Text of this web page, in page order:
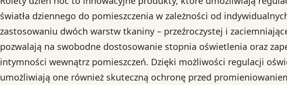
światła dziennego do pomieszczenia w zależności od
zastosowaniu dwóch warstw tkaniny – przeźroczystej i
pozwalają na swobodne dostosowanie stopnia oświetlenia oraz
intymności wewnątrz pomieszczeń. Dzięki możliwości regulacji
umożliwiają one również skuteczną ochronę przed